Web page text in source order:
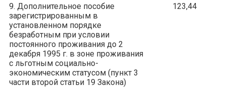
9. Дополнительное пособие
зарегистрированным в
установленном порядке
безработным при условии
постоянного проживания до 2
декабря 1995 г. в зоне проживания
с льготным социально-
экономическим статусом (пункт 3
части второй статьи 19 Закона)
123,44